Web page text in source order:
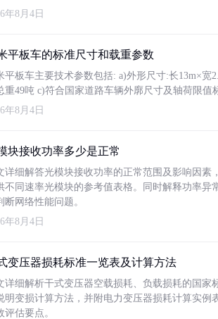
年8月4日
平板车的标准尺寸和载重参数
平板车主要技术参数包括: a)外形尺寸:长13m×宽
重49吨 c)符合国家道路车辆外廓尺寸及轴荷限值
年8月4日
块接收功率多少是正常
详细解答光模块接收功率的正常范围及影响因素
不同速率光模块的参考值表格。同时解释功率
断网络性能问题。
年8月4日
变压器损耗标准一览表及计算方法
详细解析干式变压器空载损耗、负载损耗的国家
明变损计算方法，并附电力变压器损耗计算实例
评估要点。